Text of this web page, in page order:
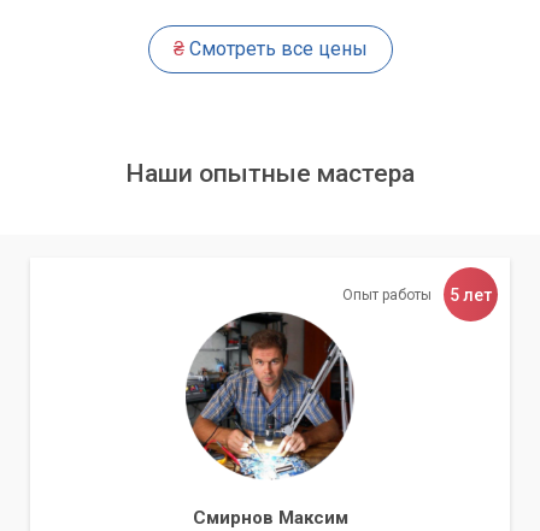
₴Смотреть все цены
Наши опытные мастера
Опыт работы 5 лет
Смирнов Максим